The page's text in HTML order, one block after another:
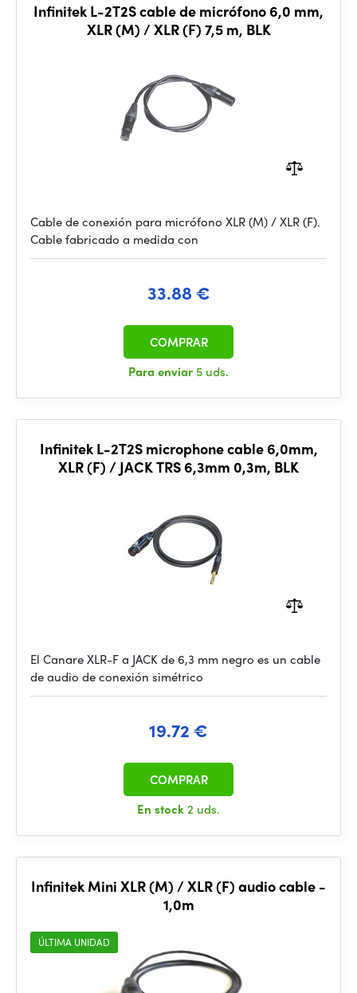
Infinitek L-2T2S cable de micrófono 6,0 mm,
XLR (M) / XLR (F) 7,5 m, BLK
Cable de conexión para micrófono XLR (M) / XLR (F).
Cable fabricado a medida con
33.88 €
Para enviar 5 uds.
COMPRAR
Infinitek L-2T2S microphone cable 6,0mm,
XLR (F) / JACK TRS 6,3mm 0,3m, BLK
El Canare XLR-F a JACK de 6,3 mm negro es un cable
de audio de conexión simétrico
19.72 €
En stock2 uds.
COMPRAR
Infinitek Mini XLR (M) / XLR (F) audio cable -
1,0m
ÚLTIMA UNIDAD